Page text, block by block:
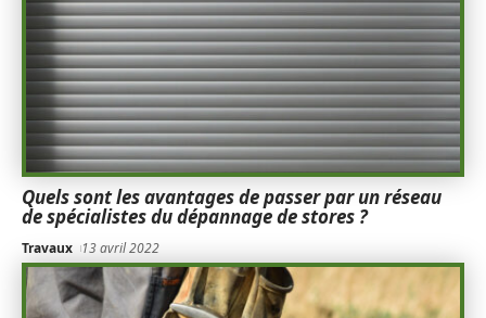
Quels sont les avantages de passer par un réseau
de spécialistes du dépannage de stores ?
Travaux 13 avril 2022